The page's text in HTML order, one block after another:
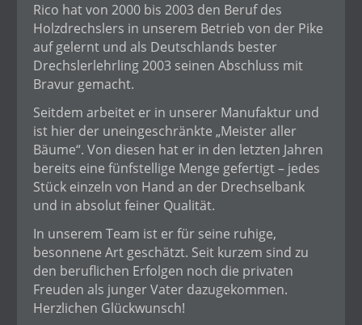
Rico hat von 2000 bis 2003 den Beruf des
Holzdrechslers in unserem Betrieb von der Pike
auf gelernt und als Deutschlands bester
Drechslerlehrling 2003 seinen Abschluss mit
Bravur gemacht.
Seitdem arbeitet er in unserer Manufaktur und
ist hier der uneingeschränkte „Meister aller
Bäume“. Von diesen hat er in den letzten Jahren
bereits eine fünfstellige Menge gefertigt – jedes
Stück einzeln von Hand an der Drechselbank
und in absolut feiner Qualität.
In unserem Team ist er für seine ruhige,
besonnene Art geschätzt. Seit kurzem sind zu
den beruflichen Erfolgen noch die privaten
Freuden als junger Vater dazugekommen.
Herzlichen Glückwunsch!